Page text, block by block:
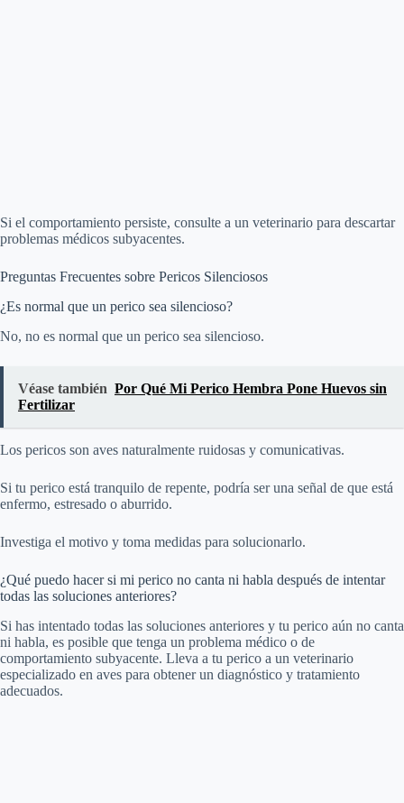
Si el comportamiento persiste, consulte a un veterinario para descartar
problemas médicos subyacentes.
Preguntas Frecuentes sobre Pericos Silenciosos
¿Es normal que un perico sea silencioso?
No, no es normal que un perico sea silencioso.
Véase también Por Qué Mi Perico Hembra Pone Huevos sin
Fertilizar
Los pericos son aves naturalmente ruidosas y comunicativas.
Si tu perico está tranquilo de repente, podría ser una señal de que está
enfermo, estresado o aburrido.
Investiga el motivo y toma medidas para solucionarlo.
¿Qué puedo hacer si mi perico no canta ni habla después de intentar
todas las soluciones anteriores?
Si has intentado todas las soluciones anteriores y tu perico aún no canta
ni habla, es posible que tenga un problema médico o de
comportamiento subyacente. Lleva a tu perico a un veterinario
especializado en aves para obtener un diagnóstico y tratamiento
adecuados.